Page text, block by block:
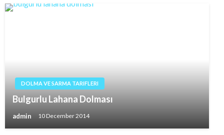
DOLMA VE SARMA TARIFLERI
Bulgurlu Lahana Dolması
admin 10 December 2014